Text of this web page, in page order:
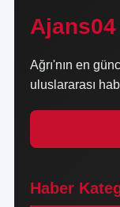
Ajans04
Ağrı'nın en
uluslararası
Haber